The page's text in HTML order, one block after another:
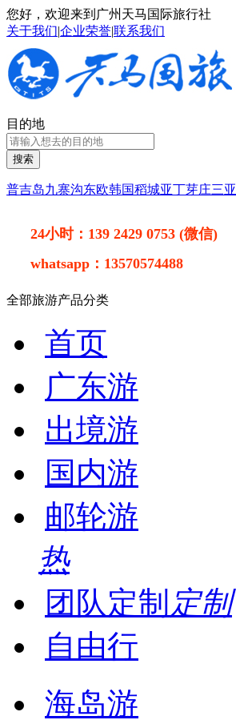
您好，欢迎来到广州天马国际旅行社
关于我们|企业荣誉|联系我们
目的地
搜索
普吉岛九寨沟东欧韩国稻城亚丁芽庄三亚
24小时： 139 2429 0753 (微信)
whatsapp： 13570574488
全部旅游产品分类
首页
广东游
出境游
国内游
邮轮游
热
团队定制 定制
自由行
海岛游